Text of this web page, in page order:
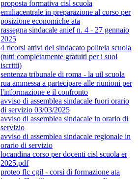
proposta formativa cisl scuola
emiliacentrale in preparazione al corso per
posizione economiche ata
rassegna sindacale anief n. 4 - 27 gennaio
2025
4 ricorsi attivi del sindacato politeia scuola
(tutti completamente gratuiti per i suoi
iscritti)
sentenza tribunale di roma - la uil scuola
rua ammessa a partecipare alle riunioni per
l'informazione e il confronto
avviso di assemblea sindacale fuori orario
di servizio 03/03/2025
avviso di assemblea sindacale in orario di
servizio
avviso di assemblea sindacale regionale in
orario di servizio
locandina corso per docenti cisl scuola er
2025.pdf
proteo flc cgil - corsi di formazione ata